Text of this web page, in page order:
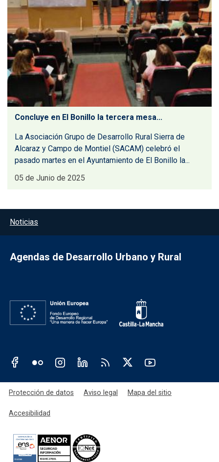
Concluye en El Bonillo la tercera mesa...
La Asociación Grupo de Desarrollo Rural Sierra de
Alcaraz y Campo de Montiel (SACAM) celebró el
pasado martes en el Ayuntamiento de El Bonillo la...
05 de Junio de 2025
Menú del pie
Noticias
Agendas de Desarrollo Urbano y Rural
Redes sociales JCCM
Menú legal
Protección de datos Aviso legal Mapa del sitio
Accesibilidad